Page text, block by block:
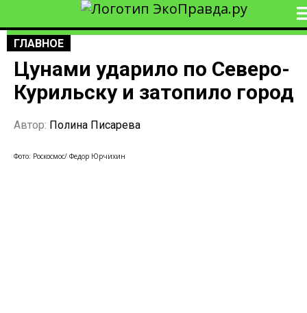
ГЛАВНОЕ
Цунами ударило по Северо-
Курильску и затопило город
Автор: Полина Писарева
Фото: Роскосмос/ Федор Юрчихин